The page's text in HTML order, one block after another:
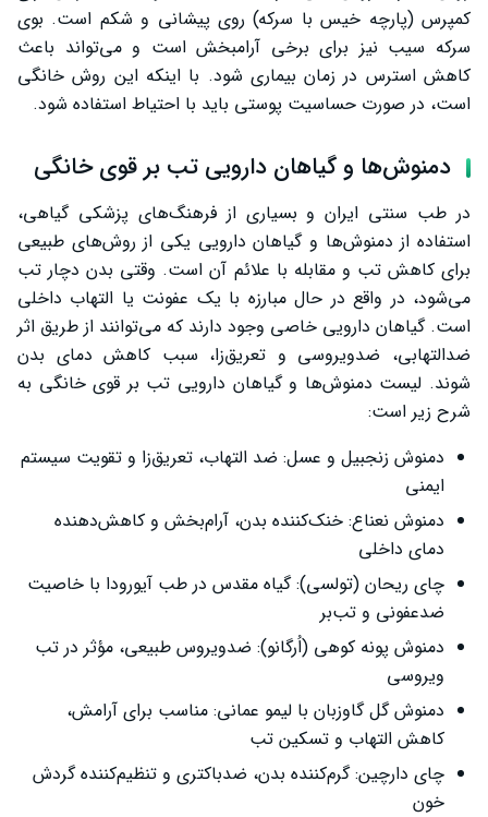
کمپرس (پارچه خیس با سرکه) روی پیشانی و شکم است. بوی
سرکه سیب نیز برای برخی آرامبخش است و می‌تواند باعث
کاهش استرس در زمان بیماری شود. با اینکه این روش خانگی
است، در صورت حساسیت پوستی باید با احتیاط استفاده شود.
دمنوش‌ها و گیاهان دارویی تب بر قوی خانگی
در طب سنتی ایران و بسیاری از فرهنگ‌های پزشکی گیاهی،
استفاده از دمنوش‌ها و گیاهان دارویی یکی از روش‌های طبیعی
برای کاهش تب و مقابله با علائم آن است. وقتی بدن دچار تب
می‌شود، در واقع در حال مبارزه با یک عفونت یا التهاب داخلی
است. گیاهان دارویی خاصی وجود دارند که می‌توانند از طریق اثر
ضدالتهابی، ضدویروسی و تعریق‌زا، سبب کاهش دمای بدن
شوند. لیست دمنوش‌ها و گیاهان دارویی تب بر قوی خانگی به
شرح زیر است:
دمنوش زنجبیل و عسل: ضد التهاب، تعریق‌زا و تقویت سیستم
ایمنی
دمنوش نعناع: خنک‌کننده بدن، آرام‌بخش و کاهش‌دهنده
دمای داخلی
چای ریحان (تولسی): گیاه مقدس در طب آیورودا با خاصیت
ضدعفونی و تب‌بر
دمنوش پونه کوهی (اُرگانو): ضدویروس طبیعی، مؤثر در تب
ویروسی
دمنوش گل گاوزبان با لیمو عمانی: مناسب برای آرامش،
کاهش التهاب و تسکین تب
چای دارچین: گرم‌کننده بدن، ضدباکتری و تنظیم‌کننده گردش
خون